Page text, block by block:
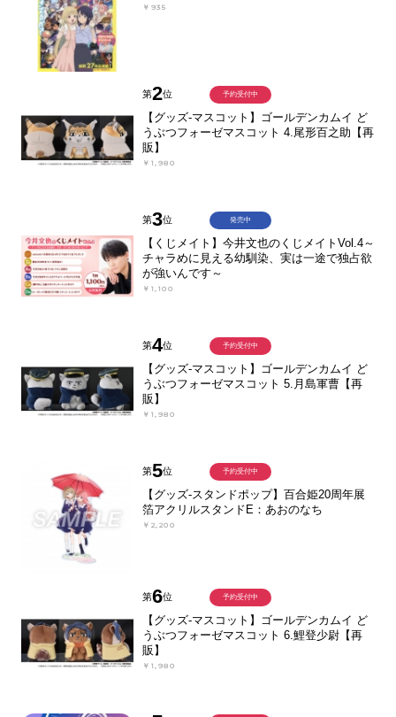
￥935
第2位
【グッズ-マスコット】ゴールデンカムイ ど
うぶつフォーゼマスコット 4.尾形百之助【再
販】
￥1,980
予約受付中
第3位
【くじメイト】今井文也のくじメイトVol.4～
チャラめに見える幼馴染、実は一途で独占欲
が強いんです～
￥1,100
発売中
第4位
【グッズ-マスコット】ゴールデンカムイ ど
うぶつフォーゼマスコット 5.月島軍曹【再
販】
￥1,980
予約受付中
第5位
【グッズ-スタンドポップ】百合姫20周年展
箔アクリルスタンドE：あおのなち
￥2,200
予約受付中
第6位
【グッズ-マスコット】ゴールデンカムイ ど
うぶつフォーゼマスコット 6.鯉登少尉【再
販】
￥1,980
予約受付中